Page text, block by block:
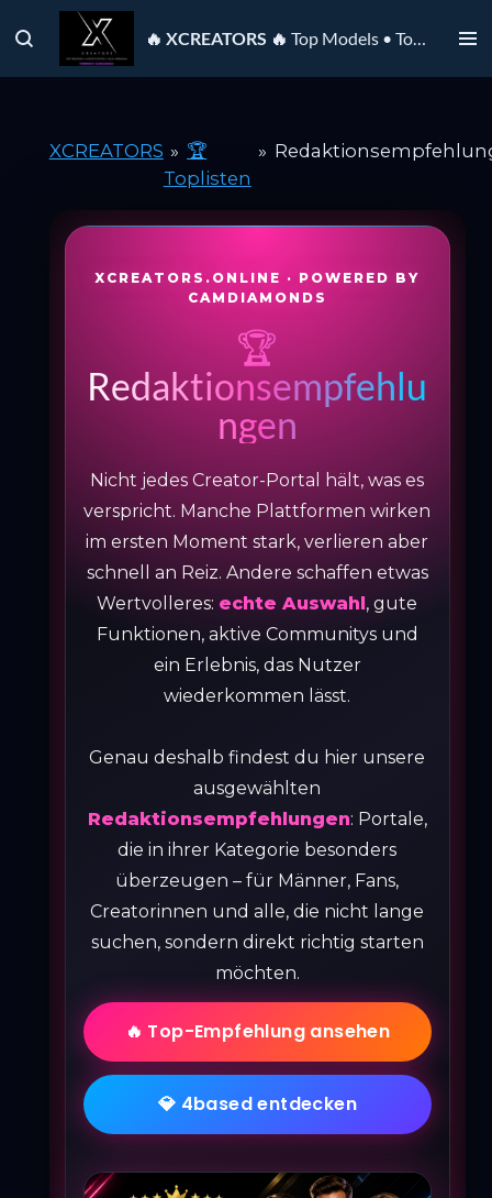
Hauptinhalt
springen
🔥 XCREATORS 🔥 Top Models • Top Creators • Top Portale
XCREATORS » 🏆
Toplisten
»
XCREATORS.ONLINE · POWERED BY
CAMDIAMONDS
🏆
Redaktionsempfehlu
ngen
Nicht jedes Creator-Portal hält, was es
verspricht. Manche Plattformen wirken
im ersten Moment stark, verlieren aber
schnell an Reiz. Andere schaffen etwas
Wertvolleres: echte Auswahl , gute
Funktionen, aktive Communitys und
ein Erlebnis, das Nutzer
wiederkommen lässt.
Genau deshalb findest du hier unsere
ausgewählten
Redaktionsempfehlungen: Portale,
die in ihrer Kategorie besonders
überzeugen – für Männer, Fans,
Creatorinnen und alle, die nicht lange
suchen, sondern direkt richtig starten
möchten.
🔥 Top-Empfehlung ansehen
💎 4based entdecken